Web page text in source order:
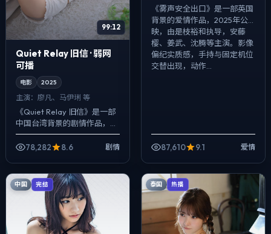
99:12
Quiet Relay 旧信 · 弱网
可播
电影 2025
主演： 廖凡、马伊琍 等
《Quiet Relay 旧信》是一部
中国台湾背景的剧情作品，
2025年公映，由林超贤执
导，廖凡、马伊琍、张译等主
78,282 8.6 剧情
《雾声安全出口》是一部英国
背景的爱情作品，2025年公
映，由是枝裕和执导，安藤
樱、姜武、沈腾等主演。影像
偏纪实质感，手持与固定机位
交替出现，动作...
87,610 9.1 爱情
中国 完结 泰国 热播